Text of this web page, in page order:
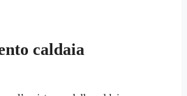
caldaia